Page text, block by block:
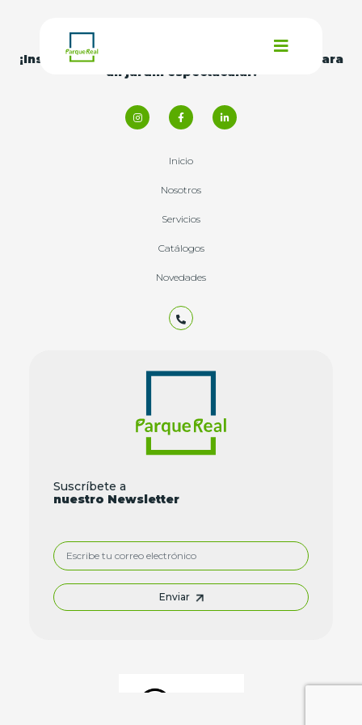
¡Inspírate con nuestras
para
un jardín espectacular!
Inicio
Nosotros
Servicios
Catálogos
Novedades
Suscríbete a
nuestro Newsletter
Enviar